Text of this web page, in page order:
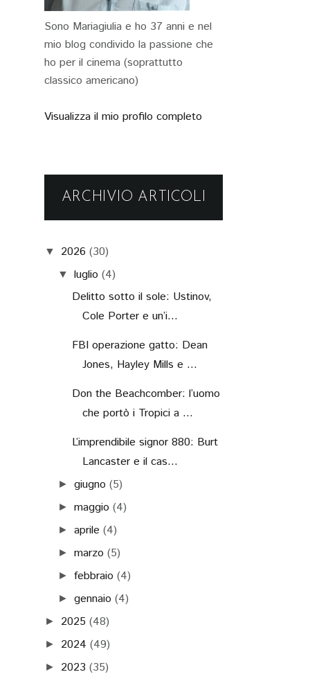
Sono Mariagiulia e ho 37 anni e nel
mio blog condivido la passione che
ho per il cinema (soprattutto
classico americano)
Visualizza il mio profilo completo
ARCHIVIO ARTICOLI
▼ 2026 (30)
▼ luglio (4)
Delitto sotto il sole: Ustinov,
Cole Porter e un’i...
FBI operazione gatto: Dean
Jones, Hayley Mills e ...
Don the Beachcomber: l’uomo
che portò i Tropici a ...
L’imprendibile signor 880: Burt
Lancaster e il cas...
►giugno (5)
►maggio (4)
►aprile (4)
►marzo (5)
►febbraio (4)
►gennaio (4)
► 2025 (48)
► 2024 (49)
► 2023 (35)